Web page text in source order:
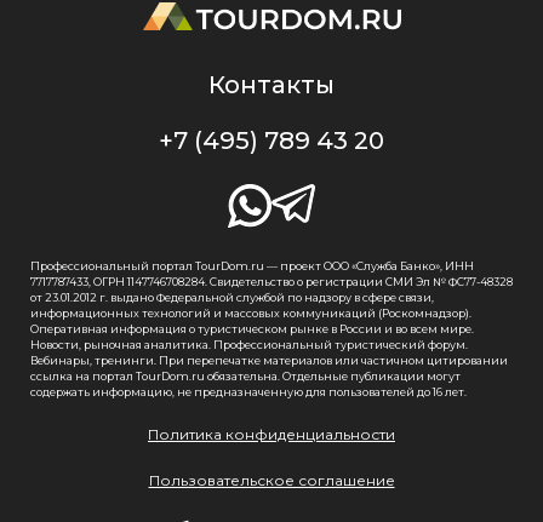
Контакты
+7 (495) 789 43 20
Профессиональный портал TourDom.ru — проект ООО «Служба Банко», ИНН
7717787433, ОГРН 1147746708284. Свидетельство о регистрации СМИ Эл № ФС77-48328
от 23.01.2012 г. выдано Федеральной службой по надзору в сфере связи,
информационных технологий и массовых коммуникаций (Роскомнадзор).
Оперативная информация о туристическом рынке в России и во всем мире.
Новости, рыночная аналитика. Профессиональный туристический форум.
Вебинары, тренинги. При перепечатке материалов или частичном цитировании
ссылка на портал TourDom.ru обязательна. Отдельные публикации могут
содержать информацию, не предназначенную для пользователей до 16 лет.
Политика конфиденциальности
Пользовательское соглашение